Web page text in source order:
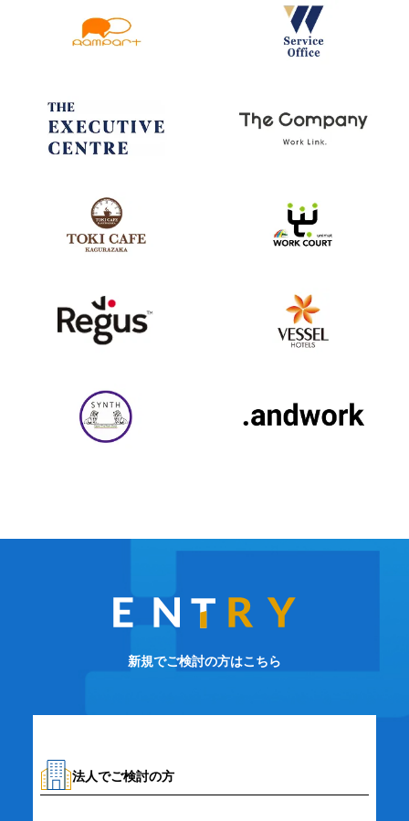
新規でご検討の方はこちら
法人でご検討の方